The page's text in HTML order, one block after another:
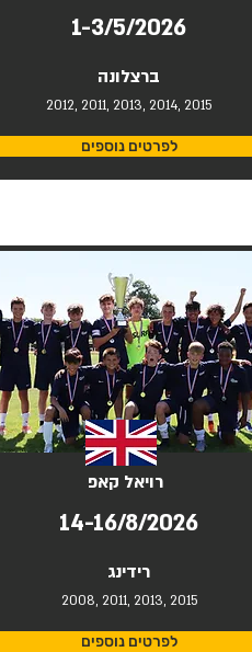
1-3/5/2026
ברצלונה
2012, 2011, 2013, 2014, 2015
לפרטים נוספים
רויאל קאפ
14-16/8/2026
רידינג
2008, 2011, 2013, 2015
לפרטים נוספים